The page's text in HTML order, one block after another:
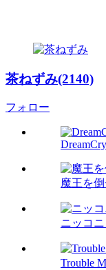
茶ねずみ(2140)
フォロー
魔王を倒
ニッコ
Trouble